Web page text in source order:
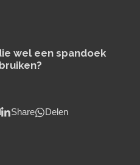
wel een spandoek
Share Delen